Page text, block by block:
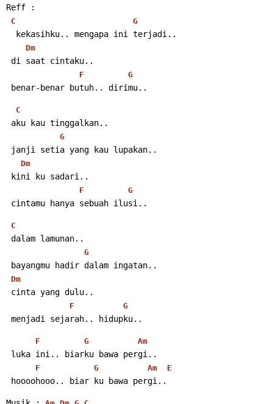
Reff :
C G
  kekasihku.. mengapa ini terjadi..
Dm
di saat cintaku..
F G
benar-benar butuh.. dirimu..
C
aku kau tinggalkan..
G
janji setia yang kau lupakan..
Dm
kini ku sadari..
F G
cintamu hanya sebuah ilusi..
C
dalam lamunan..
G
bayangmu hadir dalam ingatan..
Dm
cinta yang dulu..
F G
menjadi sejarah.. hidupku..
F G Am
luka ini.. biarku bawa pergi..
F G Am E
hoooohooo.. biar ku bawa pergi..